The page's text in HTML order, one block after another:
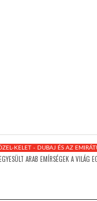
KELET - DUBAJ ÉS AZ
ARAB EMÍRSÉGEK A VILÁG